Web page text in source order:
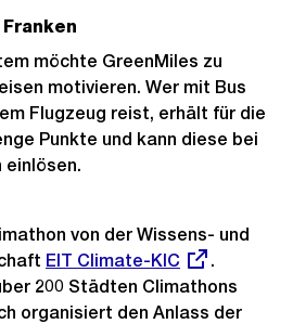
möchte GreenMiles zu
motivieren. Wer mit Bus
Flugzeug reist, erhält für die
Punkte und kann diese bei
einlösen.
von der Wissens- und
Externer
Link:
EIT Climate-KIC
.
200 Städten Climathons
organisiert den Anlass der